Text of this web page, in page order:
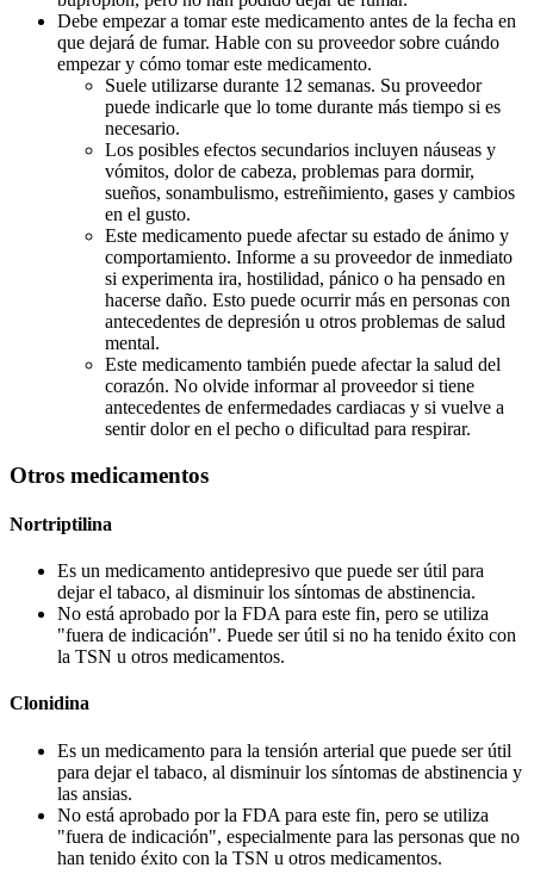
Debe empezar a tomar este medicamento antes de la fecha en
que dejará de fumar. Hable con su proveedor sobre cuándo
empezar y cómo tomar este medicamento.
Suele utilizarse durante 12 semanas. Su proveedor
puede indicarle que lo tome durante más tiempo si es
necesario.
Los posibles efectos secundarios incluyen náuseas y
vómitos, dolor de cabeza, problemas para dormir,
sueños, sonambulismo, estreñimiento, gases y cambios
en el gusto.
Este medicamento puede afectar su estado de ánimo y
comportamiento. Informe a su proveedor de inmediato
si experimenta ira, hostilidad, pánico o ha pensado en
hacerse daño. Esto puede ocurrir más en personas con
antecedentes de depresión u otros problemas de salud
mental.
Este medicamento también puede afectar la salud del
corazón. No olvide informar al proveedor si tiene
antecedentes de enfermedades cardiacas y si vuelve a
sentir dolor en el pecho o dificultad para respirar.
Otros medicamentos
Nortriptilina
Es un medicamento antidepresivo que puede ser útil para
dejar el tabaco, al disminuir los síntomas de abstinencia.
No está aprobado por la FDA para este fin, pero se utiliza
"fuera de indicación". Puede ser útil si no ha tenido éxito con
la TSN u otros medicamentos.
Clonidina
Es un medicamento para la tensión arterial que puede ser útil
para dejar el tabaco, al disminuir los síntomas de abstinencia y
las ansias.
No está aprobado por la FDA para este fin, pero se utiliza
"fuera de indicación", especialmente para las personas que no
han tenido éxito con la TSN u otros medicamentos.